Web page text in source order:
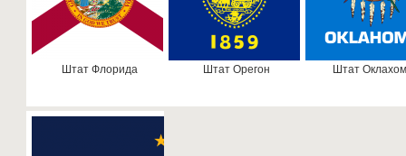
Штат Флорида Штат Орегон Штат